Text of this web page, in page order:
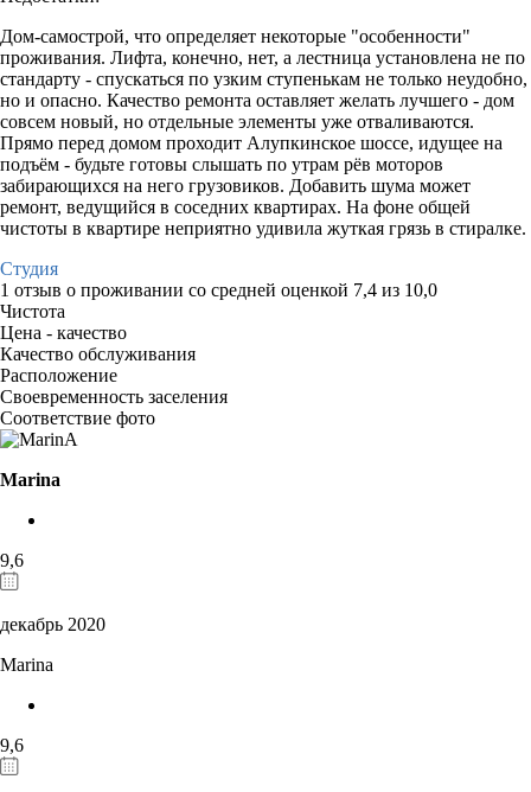
Дом-самострой, что определяет некоторые "особенности"
проживания. Лифта, конечно, нет, а лестница установлена не по
стандарту - спускаться по узким ступенькам не только неудобно,
но и опасно. Качество ремонта оставляет желать лучшего - дом
совсем новый, но отдельные элементы уже отваливаются.
Прямо перед домом проходит Алупкинское шоссе, идущее на
подъём - будьте готовы слышать по утрам рёв моторов
забирающихся на него грузовиков. Добавить шума может
ремонт, ведущийся в соседних квартирах. На фоне общей
чистоты в квартире неприятно удивила жуткая грязь в стиралке.
Студия
1 отзыв о проживании со средней оценкой 7,4 из 10,0
Чистота
Цена - качество
Качество обслуживания
Расположение
Своевременность заселения
Соответствие фото
Marina
9,6
декабрь 2020
Marina
9,6